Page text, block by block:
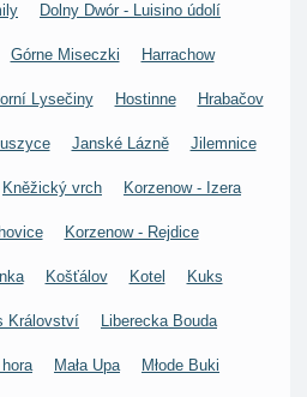
Dolny Dwór - Luisino údolí
Górne Miseczki Harrachow
Lysečiny Hostinne Hrabačov
Janské Lázně Jilemnice
Kněžický vrch Korzenow - Izera
Korzenow - Rejdice
Košťálov Kotel Kuks
Království Liberecka Bouda
Mała Upa Młode Buki